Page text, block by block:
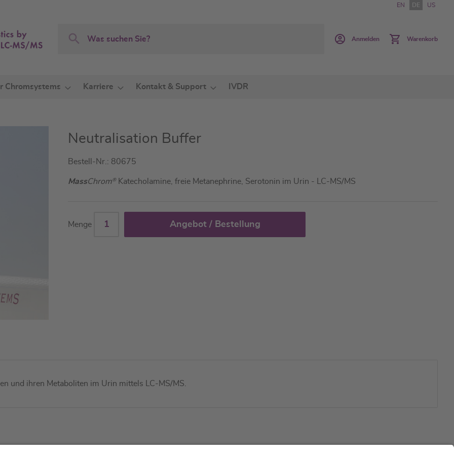
EN DE US
Search
Anmelden Warenkorb
Chromsystems Karriere Kontakt & Support IVDR
Neutralisation Buffer
Bestell-Nr.: 80675
MassChrom®Katecholamine, freie Metanephrine, Serotonin im Urin - LC-MS/MS
Menge Angebot / Bestellung
und ihren Metaboliten im Urin mittels LC-MS/MS.